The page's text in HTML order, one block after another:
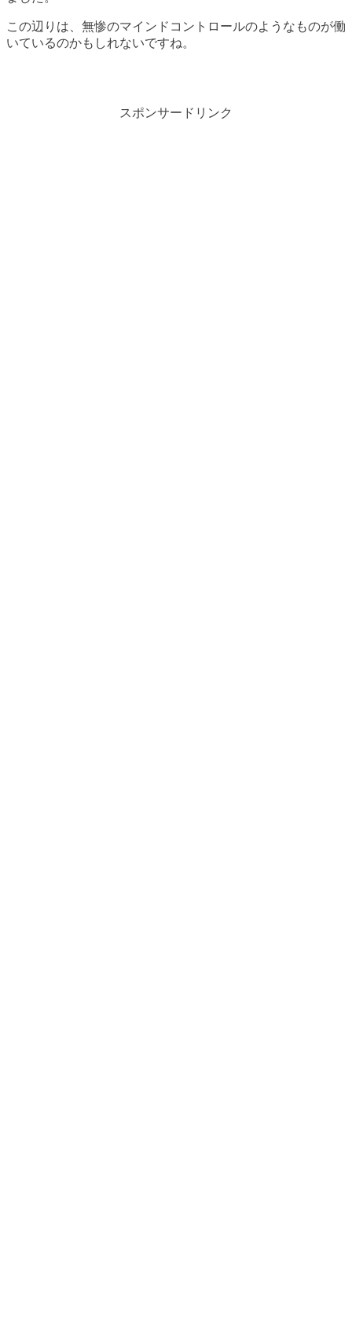
この辺りは、無惨のマインドコントロールのようなものが働
いているのかもしれないですね。
スポンサードリンク